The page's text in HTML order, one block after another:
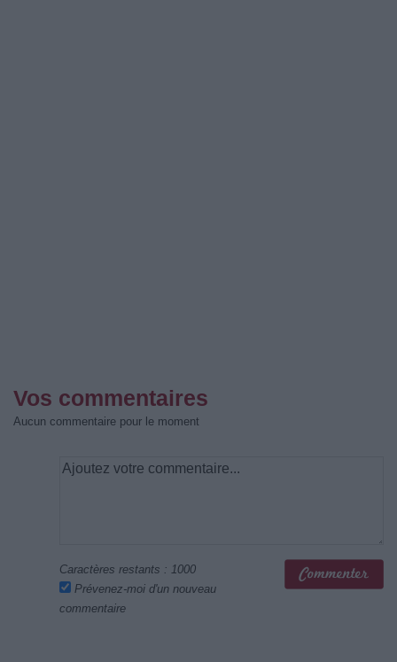
Vos commentaires
Aucun commentaire pour le moment
Caractères restants : 1000
Prévenez-moi d'un nouveau
commentaire